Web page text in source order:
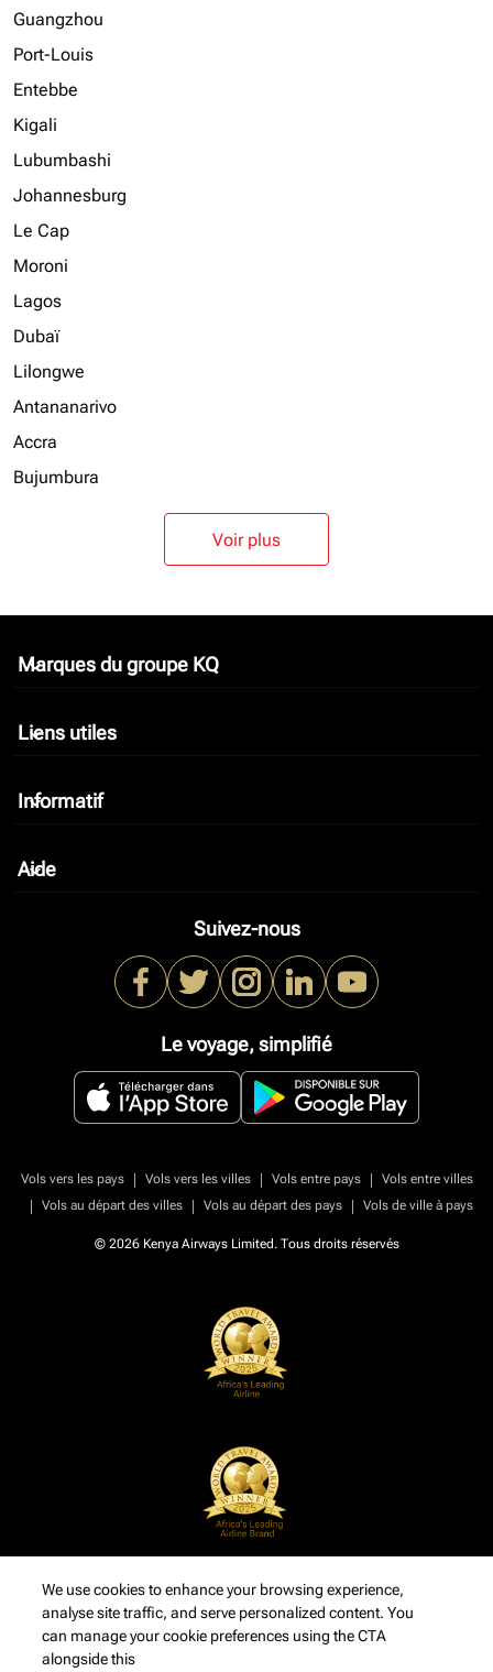
Guangzhou
Port-Louis
Entebbe
Kigali
Lubumbashi
Johannesburg
Le Cap
Moroni
Lagos
Dubaï
Lilongwe
Antananarivo
Accra
Bujumbura
Voir plus
Marques du groupe KQ
keyboard_arrow_down
Liens utiles
keyboard_arrow_down
Informatif
keyboard_arrow_down
Aide
keyboard_arrow_down
Suivez-nous
Le voyage, simplifié
Vols vers les pays | Vols vers les villes | Vols entre pays |
Vols entre villes
|
Vols au départ des villes | Vols au départ des pays | Vols de ville à pays
© 2026 Kenya Airways Limited. Tous droits réservés
We use cookies to enhance your browsing experience,
analyse site traffic, and serve personalized content. You
can manage your cookie preferences using the CTA
alongside this